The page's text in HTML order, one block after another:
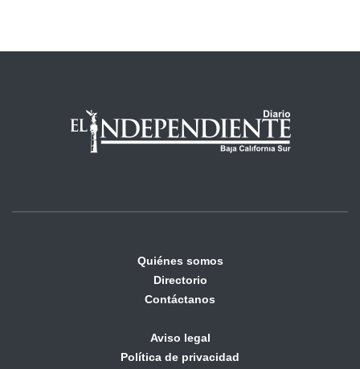
Quiénes somos
Directorio
Contáctanos
Aviso legal
Política de privacidad